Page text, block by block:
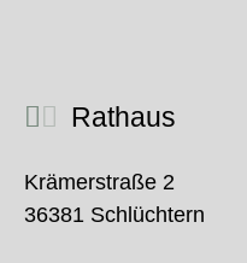
Rathaus
Krämerstraße 2
36381 Schlüchtern